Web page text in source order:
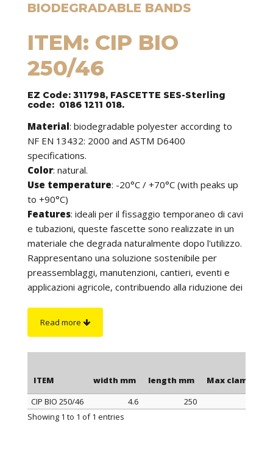
BIODEGRADABLE BANDS
ITEM: CIP BIO
250/46
EZ Code: 311798, FASCETTE SES-Sterling
code: 0186 1211 018.
Material: biodegradable polyester according to
NF EN 13432: 2000 and ASTM D6400
specifications.
Color: natural.
Use temperature: -20°C / +70°C (with peaks up
to +90°C)
Features: ideali per il fissaggio temporaneo di cavi
e tubazioni, queste fascette sono realizzate in un
materiale che degrada naturalmente dopo l'utilizzo.
Rappresentano una soluzione sostenibile per
preassemblaggi, manutenzioni, cantieri, eventi e
applicazioni agricole, contribuendo alla riduzione dei
situazioni in cui il recupero delle fascette dopo l'uso
prematuro prima dell'uso. La lunghezza è da
Read more
ITEM width mm length mm Max clamping
ITEM width mm
CIP BIO 250/46 4.6
250
Showing 1 to 1 of 1 entries